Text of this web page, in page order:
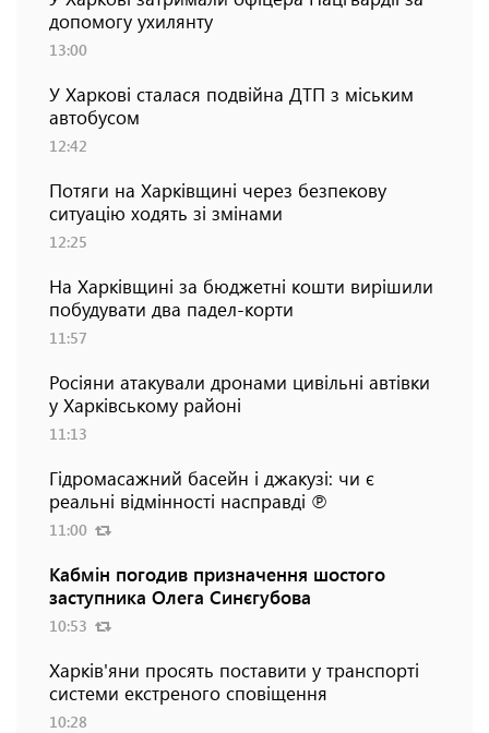
допомогу ухилянту
13:00
У Харкові сталася подвійна ДТП з міським
автобусом
12:42
Потяги на Харківщині через безпекову
ситуацію ходять зі змінами
12:25
На Харківщині за бюджетні кошти вирішили
побудувати два падел-корти
11:57
Росіяни атакували дронами цивільні автівки
у Харківському районі
11:13
Гідромасажний басейн і джакузі: чи є
реальні відмінності насправді ℗
11:00
Кабмін погодив призначення шостого
заступника Олега Синєгубова
10:53
Харків'яни просять поставити у транспорті
системи екстреного сповіщення
10:28